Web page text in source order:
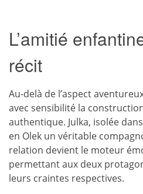
L’amitié
récit
Au-delà de l’aspect
avec sensibilité la
authentique. Julka, isolée
en Olek un véritable
relation devient le moteur
permettant aux deux
leurs craintes respectives.